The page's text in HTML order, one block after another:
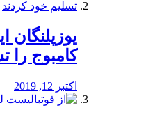
یوزپلنگان
کامبوج را
اکتبر 12, 2019